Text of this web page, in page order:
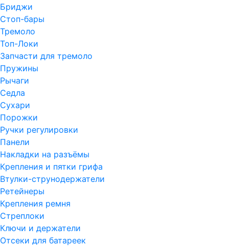
Бриджи
Стоп-бары
Тремоло
Топ-Локи
Запчасти для тремоло
Пружины
Рычаги
Седла
Сухари
Порожки
Ручки регулировки
Панели
Накладки на разъёмы
Крепления и пятки грифа
Втулки-струнодержатели
Ретейнеры
Крепления ремня
Стреплоки
Ключи и держатели
Отсеки для батареек